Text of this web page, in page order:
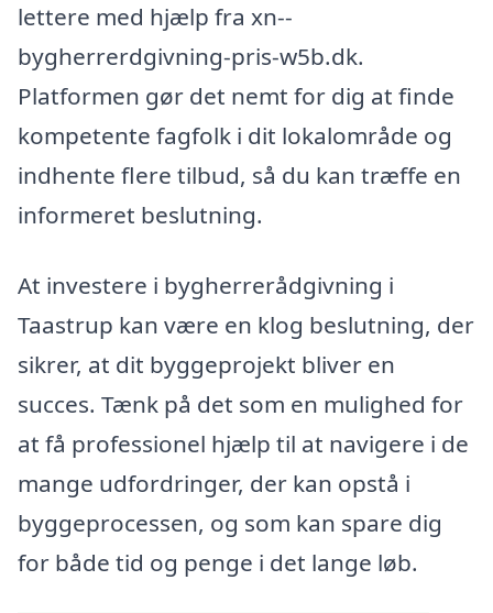
lettere med hjælp fra xn--
bygherrerdgivning-pris-w5b.dk.
Platformen gør det nemt for dig at finde
kompetente fagfolk i dit lokalområde og
indhente flere tilbud, så du kan træffe en
informeret beslutning.
At investere i bygherrerådgivning i
Taastrup kan være en klog beslutning, der
sikrer, at dit byggeprojekt bliver en
succes. Tænk på det som en mulighed for
at få professionel hjælp til at navigere i de
mange udfordringer, der kan opstå i
byggeprocessen, og som kan spare dig
for både tid og penge i det lange løb.